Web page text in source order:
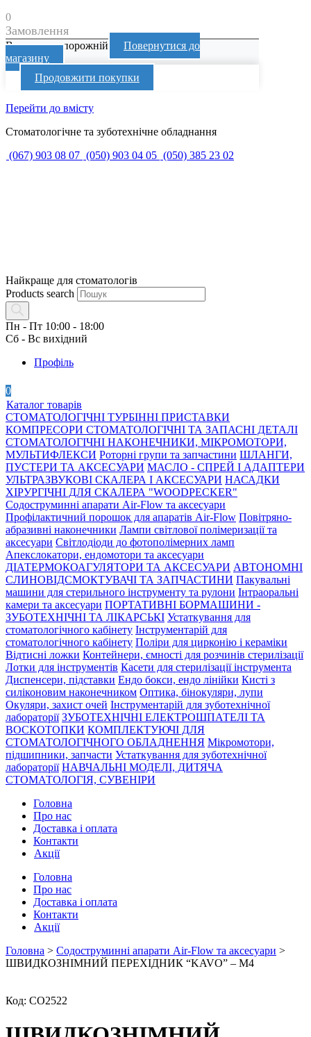
0
Замовлення
Ваш кошик порожній
Повернутися до
магазину
Продовжити покупки
Перейти до вмісту
Стоматологічне та зуботехнічне обладнання
(067) 903 08 07 (050) 903 04 05 (050) 385 23 02
Найкраще для стоматологів
Products search
Пн - Пт 10:00 - 18:00
Сб - Вс вихідний
Профіль
0
Каталог товарів
СТОМАТОЛОГІЧНІ ТУРБІННІ ПРИСТАВКИ
КОМПРЕСОРИ СТОМАТОЛОГІЧНІ ТА ЗАПАСНІ ДЕТАЛІ
СТОМАТОЛОГІЧНІ НАКОНЕЧНИКИ, МІКРОМОТОРИ,
МУЛЬТИФЛЕКСИ Роторні групи та запчастини ШЛАНГИ,
ПУСТЕРИ ТА АКСЕСУАРИ МАСЛО - СПРЕЙ І АДАПТЕРИ
УЛЬТРАЗВУКОВІ СКАЛЕРА І АКСЕСУАРИ НАСАДКИ
ХІРУРГІЧНІ ДЛЯ СКАЛЕРА "WOODPECKER"
Содоструминні апарати Air-Flow та аксесуари
Профілактичний порошок для апаратів Air-Flow Повітряно-
абразивні наконечники Лампи світлової полімеризації та
аксесуари Світлодіоди до фотополімерних ламп
Апекслокатори, ендомотори та аксесуари
ДІАТЕРМОКОАГУЛЯТОРИ ТА АКСЕСУАРИ АВТОНОМНІ
СЛИНОВІДСМОКТУВАЧІ ТА ЗАПЧАСТИНИ Пакувальні
машини для стерильного інструменту та рулони Інтраоральні
камери та аксесуари ПОРТАТИВНІ БОРМАШИНИ -
ЗУБОТЕХНІЧНІ ТА ЛІКАРСЬКІ Устаткування для
стоматологічного кабінету Інструментарій для
стоматологічного кабінету Поліри для цирконію і кераміки
Відтисні ложки Контейнери, ємності для розчинів стерилізації
Лотки для інструментів Касети для стерилізації інструмента
Диспенсери, підставки Ендо бокси, ендо лінійки Кисті з
силіконовим наконечником Оптика, бінокуляри, лупи
Окуляри, захист очей Інструментарій для зуботехнічної
лабораторії ЗУБОТЕХНІЧНІ ЕЛЕКТРОШПАТЕЛІ ТА
ВОСКОТОПКИ КОМПЛЕКТУЮЧІ ДЛЯ
СТОМАТОЛОГІЧНОГО ОБЛАДНЕННЯ Мікромотори,
підшипники, запчасти Устаткування для зуботехнічної
лабораторії НАВЧАЛЬНІ МОДЕЛІ, ДИТЯЧА
СТОМАТОЛОГІЯ, СУВЕНІРИ
Головна
Про нас
Доставка і оплата
Контакти
Акції
Головна
Про нас
Доставка і оплата
Контакти
Акції
Головна > Содоструминні апарати Air-Flow та аксесуари >
ШВИДКОЗНІМНИЙ ПЕРЕХІДНИК “KAVO” – М4
Код: СО2522